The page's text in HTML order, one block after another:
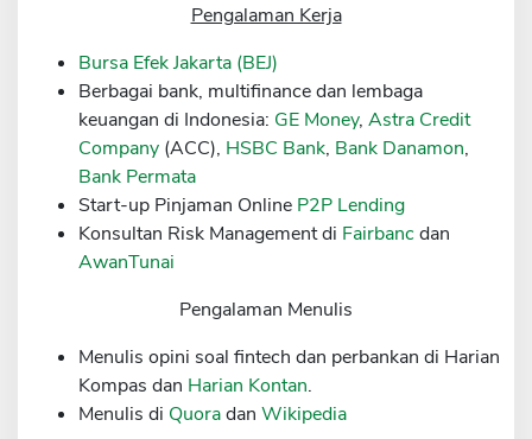
Exchange
Asuransi
Asuransi Jiwa
Asuransi Kesehatan
Asuransi Syariah
Pengalaman Kerja
Bursa Efek Jakarta (BEJ)
Berbagai bank, multifinance dan lembaga
keuangan di Indonesia: GE Money,Astra Credit
Company (ACC), HSBC Bank, Bank Danamon,
Bank Permata
Start-up Pinjaman Online P2P Lending
Konsultan Risk Management di Fairbancdan
AwanTunai
Pengalaman Menulis
Menulis opini soal fintech dan perbankan di Harian
Kompas dan Harian Kontan.
Menulis di QuoradanWikipedia